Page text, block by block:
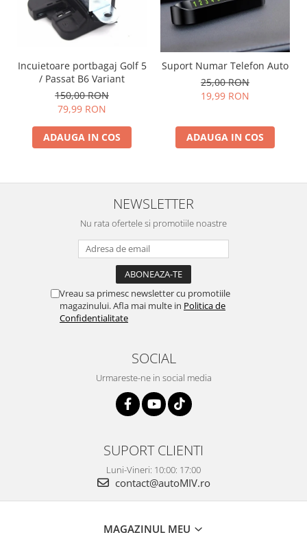
Incuietoare portbagaj Golf 5
/ Passat B6 Variant
150,00 RON
79,99 RON
ADAUGA IN COS
Suport Numar Telefon Auto
25,00 RON
19,99 RON
ADAUGA IN COS
NEWSLETTER
Nu rata ofertele si promotiile noastre
Vreau sa primesc newsletter cu promotiile
magazinului. Afla mai multe in Politica de
Confidentialitate
SOCIAL
Urmareste-ne in social media
SUPORT CLIENTI
Luni-Vineri: 10:00: 17:00
contact@autoMIV.ro
MAGAZINUL MEU